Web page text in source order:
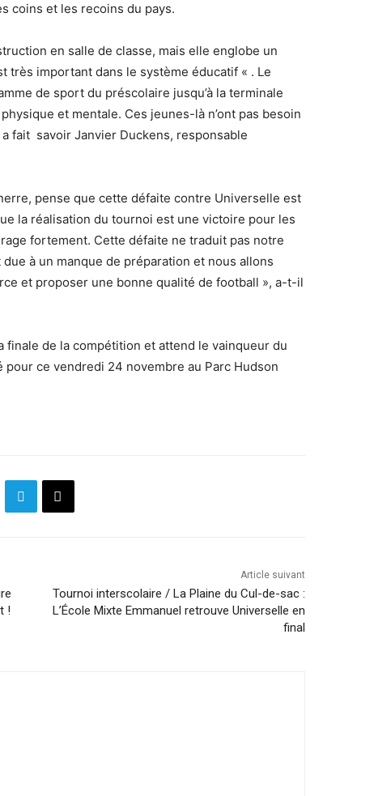
coins et les recoins du pays.
en salle de classe, mais elle englobe un
très important dans le système éducatif « . Le
de sport du préscolaire jusqu’à la terminale
et mentale. Ces jeunes-là n’ont pas besoin
a fait savoir Janvier Duckens, responsable
pense que cette défaite contre Universelle est
la réalisation du tournoi est une victoire pour les
fortement. Cette défaite ne traduit pas notre
à un manque de préparation et nous allons
et proposer une bonne qualité de football », a-t-il
de la compétition et attend le vainqueur du
ce vendredi 24 novembre au Parc Hudson
!
Article suivant
Tournoi interscolaire / La Plaine du Cul-de-sac :
L’École Mixte Emmanuel retrouve Universelle en
final